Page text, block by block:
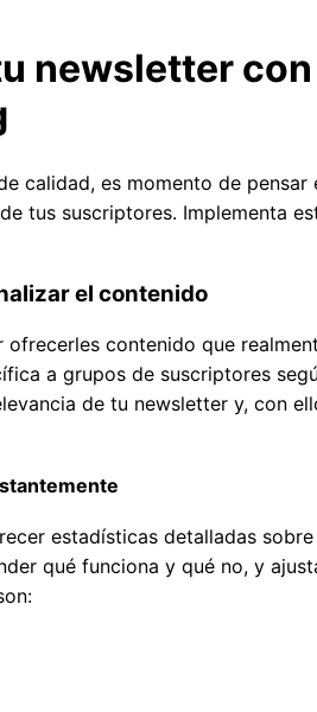
newsletter con
calidad, es momento de pensar
tus suscriptores. Implementa
el contenido
contenido que
a grupos de suscriptores
de tu newsletter y, con
estadísticas detalladas
qué funciona y qué no, y